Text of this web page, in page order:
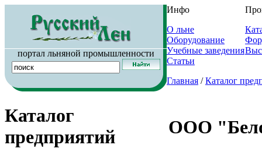
портал льняной промышленности
Инфо
О льне
Оборудование
Учебные заведения
Статьи
Главная /Каталог
Каталог
предприятий
ООО